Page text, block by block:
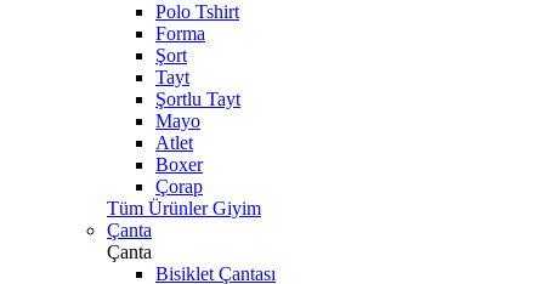
Polo Tshirt
Forma
Şort
Tayt
Şortlu Tayt
Mayo
Atlet
Boxer
Çorap
Tüm Ürünler Giyim
Çanta
Çanta
Bisiklet Çantası